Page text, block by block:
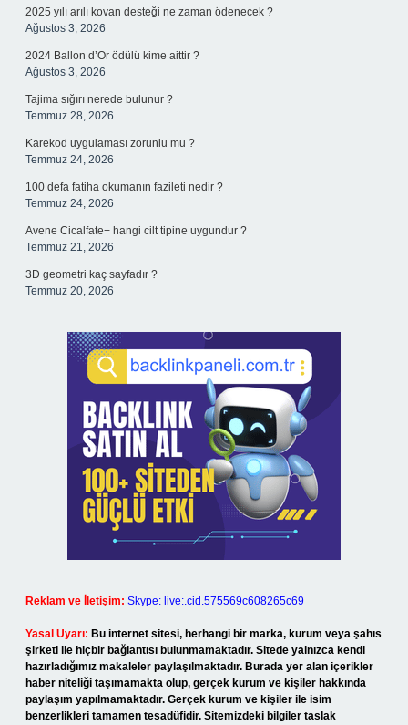
2025 yılı arılı kovan desteği ne zaman ödenecek ?
Ağustos 3, 2026
2024 Ballon d’Or ödülü kime aittir ?
Ağustos 3, 2026
Tajima sığırı nerede bulunur ?
Temmuz 28, 2026
Karekod uygulaması zorunlu mu ?
Temmuz 24, 2026
100 defa fatiha okumanın fazileti nedir ?
Temmuz 24, 2026
Avene Cicalfate+ hangi cilt tipine uygundur ?
Temmuz 21, 2026
3D geometri kaç sayfadır ?
Temmuz 20, 2026
Reklam ve İletişim: Skype: live:.cid.575569c608265c69
Yasal Uyarı: Bu internet sitesi, herhangi bir marka, kurum veya şahıs
şirketi ile hiçbir bağlantısı bulunmamaktadır. Sitede yalnızca kendi
hazırladığımız makaleler paylaşılmaktadır. Burada yer alan içerikler
haber niteliği taşımamakta olup, gerçek kurum ve kişiler hakkında
paylaşım yapılmamaktadır. Gerçek kurum ve kişiler ile isim
benzerlikleri tamamen tesadüfidir. Sitemizdeki bilgiler taslak